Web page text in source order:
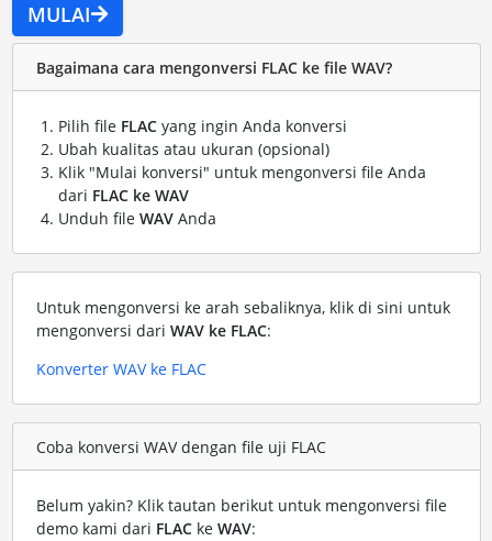
MULAI
Bagaimana cara mengonversi FLAC ke file WAV?
Pilih file FLACyang ingin Anda konversi
Ubah kualitas atau ukuran (opsional)
Klik "Mulai konversi" untuk mengonversi file Anda
dari FLAC ke WAV
Unduh file WAVAnda
Untuk mengonversi ke arah sebaliknya, klik di sini untuk
mengonversi dari WAV ke FLAC:
Konverter WAV ke FLAC
Coba konversi WAV dengan file uji FLAC
Belum yakin? Klik tautan berikut untuk mengonversi file
demo kami dari FLACke WAV: